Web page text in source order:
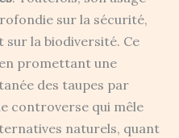
sur la sécurité,
sur la biodiversité. Ce
promettant une
des taupes par
controverse qui mêle
naturels, quant